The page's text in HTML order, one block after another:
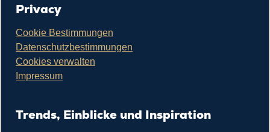
Privacy
Cookie Bestimmungen
Datenschutzbestimmungen
Cookies verwalten
Impressum
Trends, Einblicke und Inspiration